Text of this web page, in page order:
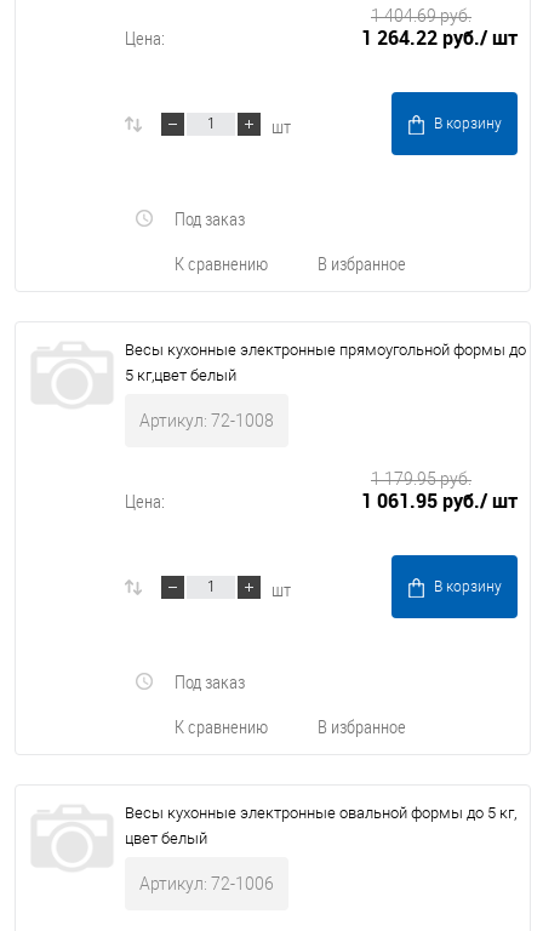
Цена: 1 264.22 руб./ шт
1 404.69 руб.
шт В корзину
К сравнению В избранное
Под заказ
Весы кухонные электронные прямоугольной формы до
5 кг,цвет белый
Артикул: 72-1008
Цена: 1 061.95 руб./ шт
1 179.95 руб.
шт В корзину
К сравнению В избранное
Под заказ
Весы кухонные электронные овальной формы до 5 кг,
цвет белый
Артикул: 72-1006